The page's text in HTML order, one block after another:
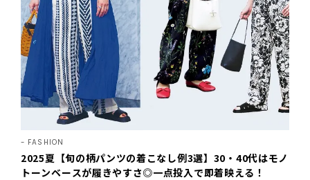
FASHION
2025夏【旬の柄パンツの着こなし例3選】30・40代はモノ
トーンベースが履きやすさ◎一点投入で即着映える！